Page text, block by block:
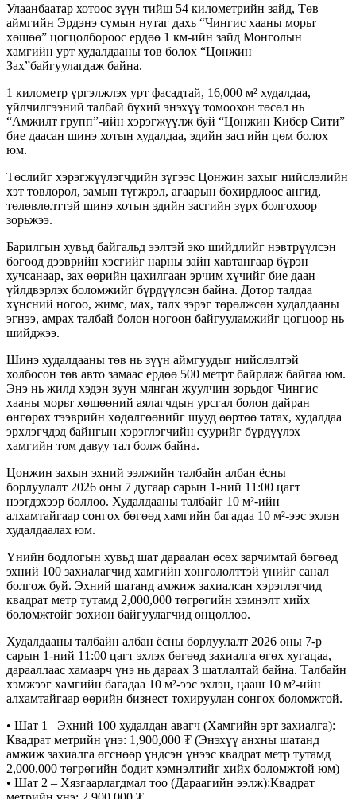
Улаанбаатар хотоос зүүн тийш 54 километрийн зайд, Төв
аймгийн Эрдэнэ сумын нутаг дахь “Чингис хааны морьт
хөшөө” цогцолбороос ердөө 1 км-ийн зайд Монголын
хамгийн урт худалдааны төв болох “Цонжин
Зах”байгуулагдаж байна.
1 километр үргэлжлэх урт фасадтай, 16,000 м² худалдаа,
үйлчилгээний талбай бүхий энэхүү томоохон төсөл нь
“Амжилт групп”-ийн хэрэгжүүлж буй “Цонжин Кибер Сити”
бие даасан шинэ хотын худалдаа, эдийн засгийн цөм болох
юм.
Төслийг хэрэгжүүлэгчдийн зүгээс Цонжин захыг нийслэлийн
хэт төвлөрөл, замын түгжрэл, агаарын бохирдлоос ангид,
төлөвлөлттэй шинэ хотын эдийн засгийн зүрх болгохоор
зорьжээ.
Барилгын хувьд байгальд ээлтэй эко шийдлийг нэвтрүүлсэн
бөгөөд дээврийн хэсгийг нарны зайн хавтангаар бүрэн
хучсанаар, зах өөрийн цахилгаан эрчим хүчийг бие даан
үйлдвэрлэх боломжийг бүрдүүлсэн байна. Дотор талдаа
хүнсний ногоо, жимс, мах, талх зэрэг төрөлжсөн худалдааны
эгнээ, амрах талбай болон ногоон байгууламжийг цогцоор нь
шийджээ.
Шинэ худалдааны төв нь зүүн аймгуудыг нийслэлтэй
холбосон төв авто замаас ердөө 500 метрт байрлаж байгаа юм.
Энэ нь жилд хэдэн зуун мянган жуулчин зорьдог Чингис
хааны морьт хөшөөний аялагчдын урсгал болон дайран
өнгөрөх тээврийн хөдөлгөөнийг шууд өөртөө татах, худалдаа
эрхлэгчдэд байнгын хэрэглэгчийн суурийг бүрдүүлэх
хамгийн том давуу тал болж байна.
Цонжин захын эхний ээлжийн талбайн албан ёсны
борлуулалт 2026 оны 7 дугаар сарын 1-ний 11:00 цагт
нээгдэхээр боллоо. Худалдааны талбайг 10 м²-ийн
алхамтайгаар сонгох бөгөөд хамгийн багадаа 10 м²-ээс эхлэн
худалдаалах юм.
Үнийн бодлогын хувьд шат дараалан өсөх зарчимтай бөгөөд
эхний 100 захиалагчид хамгийн хөнгөлөлттэй үнийг санал
болгож буй. Эхний шатанд амжиж захиалсан хэрэглэгчид
квадрат метр тутамд 2,000,000 төгрөгийн хэмнэлт хийх
боломжтойг зохион байгуулагчид онцоллоо.
Худалдааны талбайн албан ёсны борлуулалт 2026 оны 7-р
сарын 1-ний 11:00 цагт эхлэх бөгөөд захиалга өгөх хугацаа,
дарааллаас хамаарч үнэ нь дараах 3 шатлалтай байна. Талбайн
хэмжээг хамгийн багадаа 10 м²-ээс эхлэн, цааш 10 м²-ийн
алхамтайгаар өөрийн бизнест тохируулан сонгох боломжтой.
• Шат 1 –Эхний 100 худалдан авагч (Хамгийн эрт захиалга):
Квадрат метрийн үнэ: 1,900,000 ₮ (Энэхүү анхны шатанд
амжиж захиалга өгснөөр үндсэн үнээс квадрат метр тутамд
2,000,000 төгрөгийн бодит хэмнэлтийг хийх боломжтой юм)
• Шат 2 – Хязгаарлагдмал тоо (Дараагийн ээлж):Квадрат